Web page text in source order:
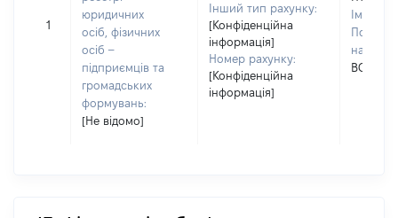
1
юридичних
осіб, фізичних
осіб –
підприємців та
громадських
формувань:
[Не відомо]
Інший тип рахунку:
[Конфіденційна
інформація]
Номер рахунку:
[Конфіденційна
інформація]
Ім'я:
По